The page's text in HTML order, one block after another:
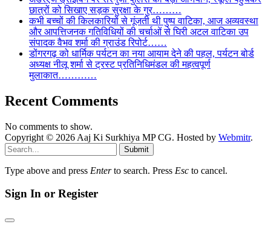
छात्रों को सिखाए सड़क सुरक्षा के गुर………
कभी बच्चों की किलकारियों से गूंजती थी पुष्प वाटिका, आज अव्यवस्था
और आपत्तिजनक गतिविधियों की चर्चाओं से घिरी अटल वाटिका उप
संपादक वैभव शर्मा की ग्राउंड रिपोर्ट……
डोंगरगढ़ को धार्मिक पर्यटन का नया आयाम देने की पहल, पर्यटन बोर्ड
अध्यक्ष नीलू शर्मा से ट्रस्ट प्रतिनिधिमंडल की महत्वपूर्ण
मुलाकात…………
Recent Comments
No comments to show.
Copyright © 2026 Aaj Ki Surkhiya MP CG. Hosted by Webmitr.
Submit
Type above and press Enterto search. Press Esc to cancel.
Sign In or Register